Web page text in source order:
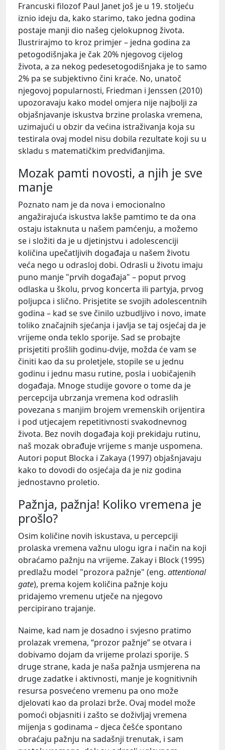
Francuski filozof Paul Janet još je u 19. stoljeću
iznio ideju da, kako starimo, tako jedna godina
postaje manji dio našeg cjelokupnog života.
Ilustrirajmo to kroz primjer – jedna godina za
petogodišnjaka je čak 20% njegovog cijelog
života, a za nekog pedesetogodišnjaka je to samo
2% pa se subjektivno čini kraće. No, unatoč
njegovoj popularnosti, Friedman i Jenssen (2010)
upozoravaju kako model omjera nije najbolji za
objašnjavanje iskustva brzine prolaska vremena,
uzimajući u obzir da većina istraživanja koja su
testirala ovaj model nisu dobila rezultate koji su u
skladu s matematičkim predviđanjima.
Mozak pamti novosti, a njih je sve
manje
Poznato nam je da nova i emocionalno
angažirajuća iskustva lakše pamtimo te da ona
ostaju istaknuta u našem pamćenju, a možemo
se i složiti da je u djetinjstvu i adolescenciji
količina upečatljivih događaja u našem životu
veća nego u odrasloj dobi. Odrasli u životu imaju
puno manje "prvih događaja" – poput prvog
odlaska u školu, prvog koncerta ili partyja, prvog
poljupca i slično. Prisjetite se svojih adolescentnih
godina – kad se sve činilo uzbudljivo i novo, imate
toliko značajnih sjećanja i javlja se taj osjećaj da je
vrijeme onda teklo sporije. Sad se probajte
prisjetiti prošlih godinu-dvije, možda će vam se
činiti kao da su proletjele, stopile se u jednu
godinu i jednu masu rutine, posla i uobičajenih
događaja. Mnoge studije govore o tome da je
percepcija ubrzanja vremena kod odraslih
povezana s manjim brojem vremenskih orijentira
i pod utjecajem repetitivnosti svakodnevnog
života. Bez novih događaja koji prekidaju rutinu,
naš mozak obrađuje vrijeme s manje uspomena.
Autori poput Blocka i Zakaya (1997) objašnjavaju
kako to dovodi do osjećaja da je niz godina
jednostavno proletio.
Pažnja, pažnja! Koliko vremena je
prošlo?
Osim količine novih iskustava, u percepciji
prolaska vremena važnu ulogu igra i način na koji
obraćamo pažnju na vrijeme. Zakay i Block (1995)
predlažu model "prozora pažnje" (eng. attentional
gate), prema kojem količina pažnje koju
pridajemo vremenu utječe na njegovo
percipirano trajanje.
Naime, kad nam je dosadno i svjesno pratimo
prolazak vremena, “prozor pažnje” se otvara i
dobivamo dojam da vrijeme prolazi sporije. S
druge strane, kada je naša pažnja usmjerena na
druge zadatke i aktivnosti, manje je kognitivnih
resursa posvećeno vremenu pa ono može
djelovati kao da prolazi brže. Ovaj model može
pomoći objasniti i zašto se doživljaj vremena
mijenja s godinama – djeca češće spontano
obraćaju pažnju na sadašnji trenutak, i sam